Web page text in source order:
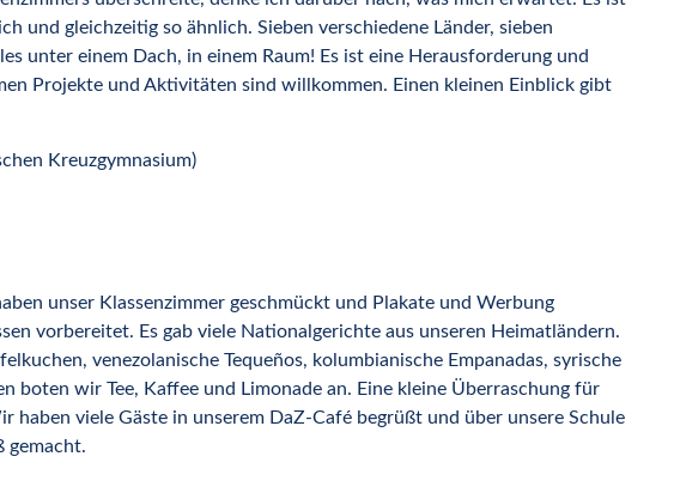
und gleichzeitig so ähnlich. Sieben verschiedene Länder, sieben
unter einem Dach, in einem Raum! Es ist eine Herausforderung und
Projekte und Aktivitäten sind willkommen. Einen kleinen Einblick gibt
Kreuzgymnasium)
unser Klassenzimmer geschmückt und Plakate und Werbung
vorbereitet. Es gab viele Nationalgerichte aus unseren Heimatländern.
venezolanische Tequeños, kolumbianische Empanadas, syrische
boten wir Tee, Kaffee und Limonade an. Eine kleine Überraschung für
haben viele Gäste in unserem DaZ-Café begrüßt und über unsere Schule
gemacht.